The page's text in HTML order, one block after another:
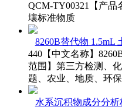
QCM-TY00321【产品
壤标准物质
8260B替代物 1.5mL
440【中文名称】
范围】第三方检测、
题、农业、地质、环
水系沉积物成分分